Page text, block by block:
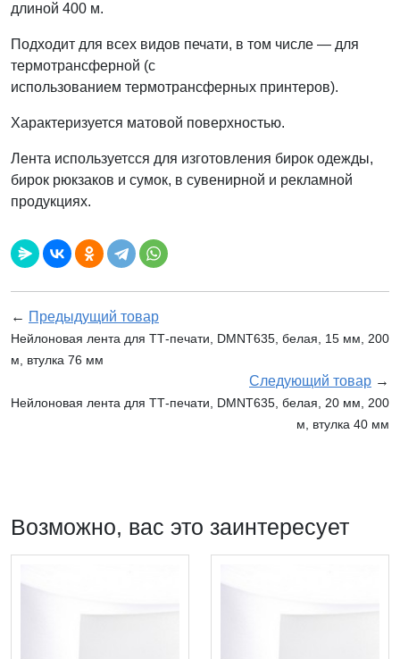
длиной 400 м.
Подходит для всех видов печати, в том числе — для
термотрансферной (с
использованием термотрансферных принтеров).
Характеризуется матовой поверхностью.
Лента используетсся для изготовления бирок одежды,
бирок рюкзаков и сумок, в сувенирной и рекламной
продукциях.
← Предыдущий товар
Нейлоновая лента для ТТ-печати, DMNT635, белая, 15 мм, 200
м, втулка 76 мм
Следующий товар →
Нейлоновая лента для ТТ-печати, DMNT635, белая, 20 мм, 200
м, втулка 40 мм
Возможно, вас это заинтересует